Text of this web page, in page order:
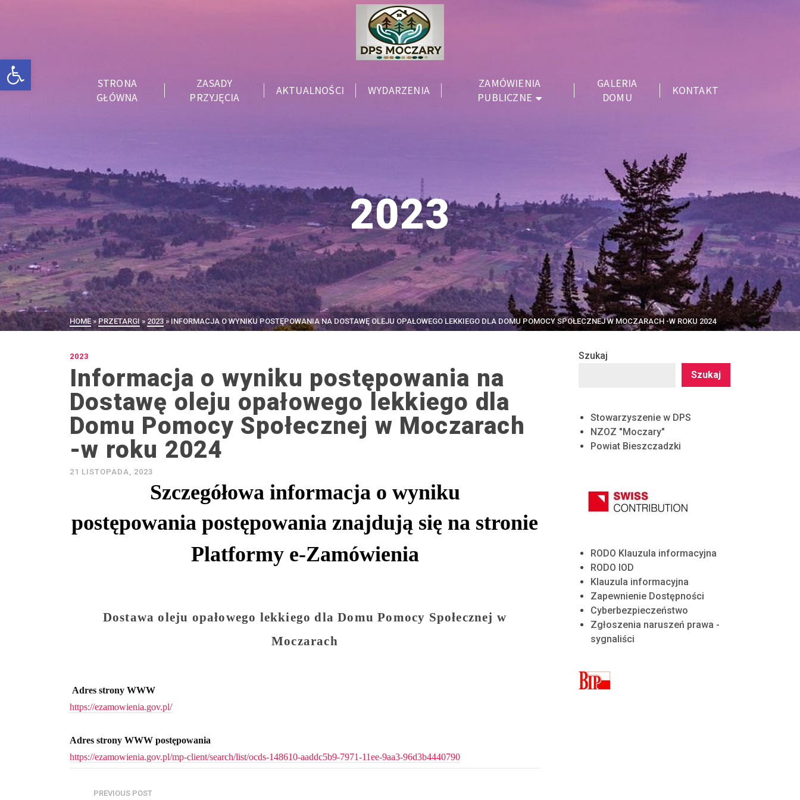
Otwórz pasek narzędzi
STRONA
GŁÓWNA
ZASADY
PRZYJĘCIA
AKTUALNOŚCI WYDARZENIA
ZAMÓWIENIA
PUBLICZNE
GALERIA
DOMU
KONTAKT
2023
HOME » PRZETARGI » 2023 » INFORMACJA O WYNIKU POSTĘPOWANIA NA DOSTAWĘ OLEJU OPAŁOWEGO LEKKIEGO DLA DOMU POMOCY SPOŁECZNEJ W MOCZARACH -W ROKU 2024
2023
Informacja o wyniku postępowania na
Dostawę oleju opałowego lekkiego dla
Domu Pomocy Społecznej w Moczarach
-w roku 2024
21 LISTOPADA, 2023
Szczegółowa informacja o wyniku
postępowania postępowania znajdują się na stronie
Platformy e-Zamówienia
Dostawa oleju opałowego lekkiego dla Domu Pomocy Społecznej w
Moczarach
Adres strony WWW
https://ezamowienia.gov.pl/
Adres strony WWW postępowania
https://ezamowienia.gov.pl/mp-client/search/list/ocds-148610-aaddc5b9-7971-11ee-9aa3-96d3b4440790
PREVIOUS POST
Szukaj
Szukaj
Stowarzyszenie w DPS
NZOZ "Moczary"
Powiat Bieszczadzki
RODO Klauzula informacyjna
RODO IOD
Klauzula informacyjna
Zapewnienie Dostępności
Cyberbezpieczeństwo
Zgłoszenia naruszeń prawa -
sygnaliści